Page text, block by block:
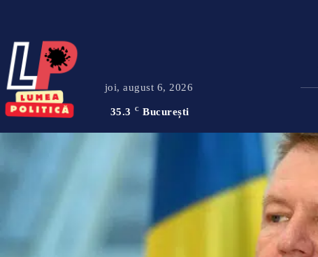
joi, august 6, 2026
35.3 C București